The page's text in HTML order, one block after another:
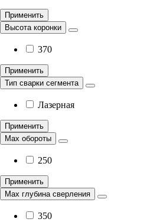
Применить
Высота коронки
370
Применить
Тип сварки сегмента
Лазерная
Применить
Мax обороты
250
Применить
Мax глубина сверления
350